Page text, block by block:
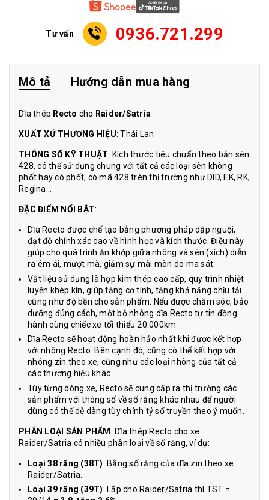
Tư vấn 0936.721.299
Mô tả Hướng dẫn mua hàng
Dĩa thép Recto cho Raider/Satria
XUẤT XỨ THƯƠNG HIỆU: Thái Lan
THÔNG SỐ KỸ THUẬT: Kích thước tiêu chuẩn theo bản sên
428, có thể sử dụng chung với tất cả các loại sên không
phốt hay có phốt, có mã 428 trên thị trường như DID, EK, RK,
Regina…
ĐẶC ĐIỂM NỔI BẬT:
Dĩa Recto được chế tạo bằng phương pháp dập nguội,
đạt độ chính xác cao về hình học và kích thước. Điều này
giúp cho quá trình ăn khớp giữa nhông và sên (xích) diễn
ra êm ái, mượt mà, giảm sự mài mòn do ma sát.
Vật liệu sử dụng là hợp kim thép cao cấp, quy trình nhiệt
luyện khép kín, giúp tăng cơ tính, tăng khả năng chịu tải
cũng như độ bền cho sản phẩm. Nếu được chăm sóc, bảo
dưỡng đúng cách, một bộ nhông dĩa Recto tự tin đồng
hành cùng chiếc xe tối thiểu 20.000km.
Dĩa Recto sẽ hoạt động hoàn hảo nhất khi được kết hợp
với nhông Recto. Bên cạnh đó, cũng có thể kết hợp với
nhông zin theo xe, cũng như các loại nhông của tất cả
các thương hiệu khác.
Tùy từng dòng xe, Recto sẽ cung cấp ra thị trường các
sản phẩm với thông số về số răng khác nhau để người
dùng có thể dễ dàng tùy chỉnh tỷ số truyền theo ý muốn.
PHÂN LOẠI SẢN PHẨM : Dĩa thép Recto cho xe
Raider/Satria có nhiều phân loại về số răng, ví dụ:
Loại 38 răng (38T): Bằng số răng của dĩa zin theo xe
Raider/Satria.
Loại 39 răng (39T): Lắp cho Raider/Satria thì TST =